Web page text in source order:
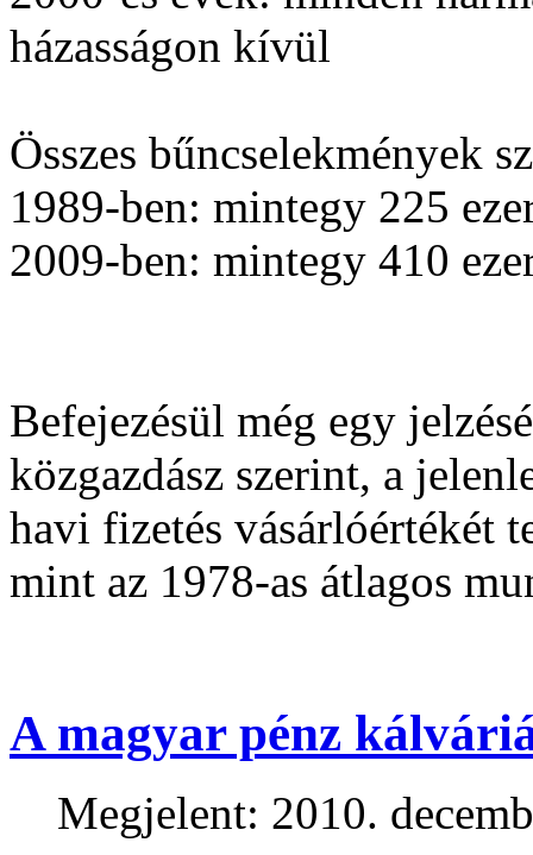
házasságon kívül
Összes bűncselekmények
1989-ben: mintegy 225
2009-ben: mintegy 410
Befejezésül még egy
közgazdász szerint, a
havi fizetés vásárlóértékét
mint az 1978-as átlagos
A magyar pénz
Megjelent: 2010.